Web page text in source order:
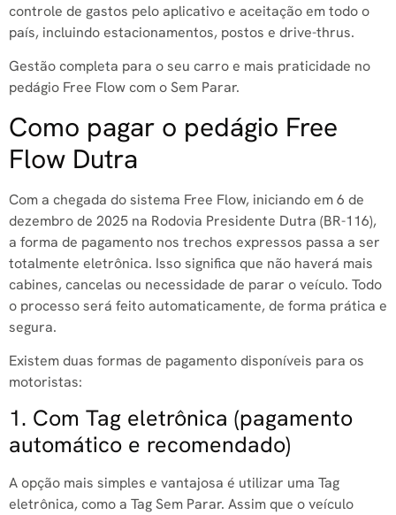
controle de gastos pelo aplicativo e aceitação em todo o
país, incluindo estacionamentos, postos e drive-thrus.
Gestão completa para o seu carro e mais praticidade no
pedágio Free Flow com o Sem Parar.
Como pagar o pedágio Free
Flow Dutra
Com a chegada do sistema Free Flow, iniciando em 6 de
dezembro de 2025 na Rodovia Presidente Dutra (BR-116),
a forma de pagamento nos trechos expressos passa a ser
totalmente eletrônica. Isso significa que não haverá mais
cabines, cancelas ou necessidade de parar o veículo. Todo
o processo será feito automaticamente, de forma prática e
segura.
Existem duas formas de pagamento disponíveis para os
motoristas:
1. Com Tag eletrônica (pagamento
automático e recomendado)
A opção mais simples e vantajosa é utilizar uma Tag
eletrônica, como a Tag Sem Parar. Assim que o veículo